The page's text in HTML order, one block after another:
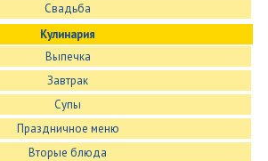
Свадьба
Кулинария
Выпечка
Завтрак
Супы
Праздничное меню
Вторые блюда